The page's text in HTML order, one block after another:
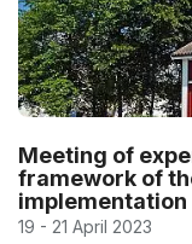
Meeting of
framework of
implementation
19 - 21 April 2023